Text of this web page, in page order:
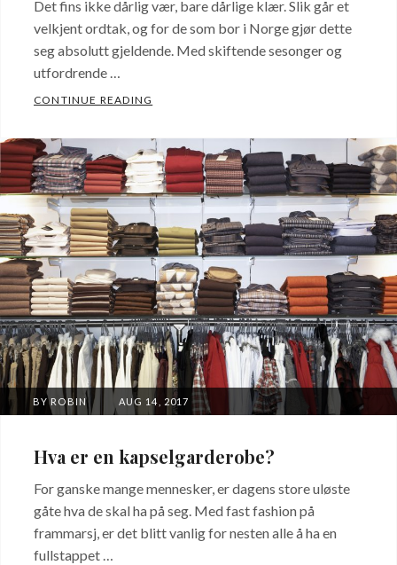
Det fins ikke dårlig vær, bare dårlige klær. Slik går et
velkjent ordtak, og for de som bor i Norge gjør dette
seg absolutt gjeldende. Med skiftende sesonger og
utfordrende …
CONTINUE READING
BYROBIN
POSTED
AUG 14, 2017
Hva er en kapselgarderobe?
For ganske mange mennesker, er dagens store uløste
gåte hva de skal ha på seg. Med fast fashion på
frammarsj, er det blitt vanlig for nesten alle å ha en
fullstappet …